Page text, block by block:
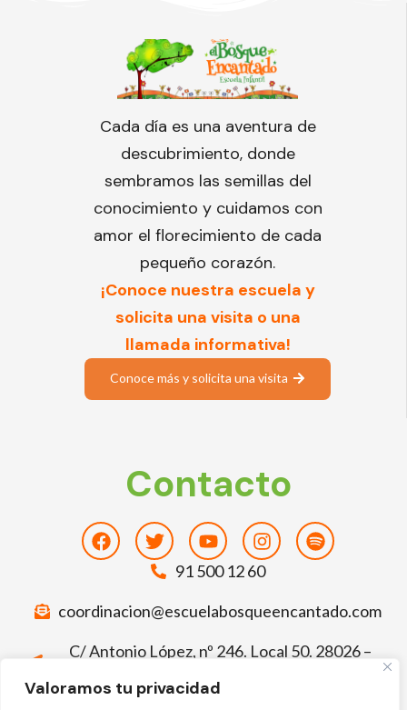
Valoramos tu privacidad
Cada día es una aventura de
descubrimiento, donde
sembramos las semillas del
conocimiento y cuidamos con
amor el florecimiento de cada
pequeño corazón.
¡Conoce nuestra escuela y
solicita una visita o una
llamada informativa!
Conoce más y solicita una visita
Contacto
FacebookTwitterYoutubeInstagramSpotify
91 500 12 60
coordinacion@escuelabosqueencantado.com
C/ Antonio López, nº 246. Local 50. 28026 –